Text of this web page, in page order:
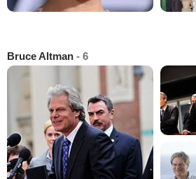
Bruce Altman - 6